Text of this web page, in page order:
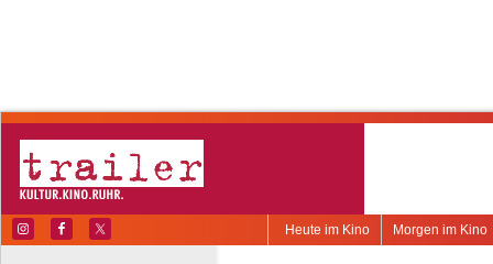
Morgen im Kino
Heute im Kino